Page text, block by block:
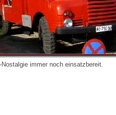
Nostalgie immer noch einsatzbereit.